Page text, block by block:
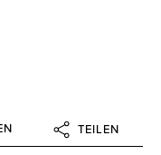
TEILEN